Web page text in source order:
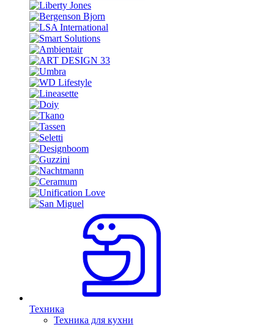
Техника
Техника для кухни